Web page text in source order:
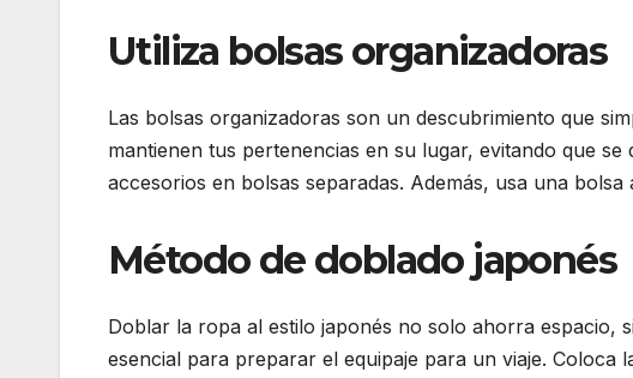
Utiliza bolsas organizadoras
Las bolsas organizadoras son un descubrimiento que
mantienen tus pertenencias en su lugar, evitando que
accesorios en bolsas separadas. Además, usa una
Método de doblado japonés
Doblar la ropa al estilo japonés no solo ahorra espacio,
esencial para preparar el equipaje para un viaje. Coloca